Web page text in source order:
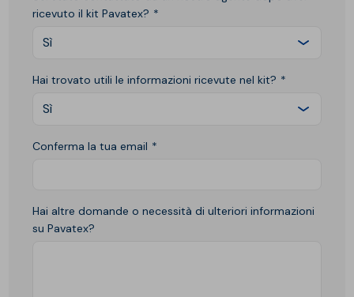
ricevuto il kit Pavatex?
Sì
Hai trovato utili le informazioni ricevute nel kit?
Sì
Conferma la tua email
Hai altre domande o necessità di ulteriori informazioni
su Pavatex?